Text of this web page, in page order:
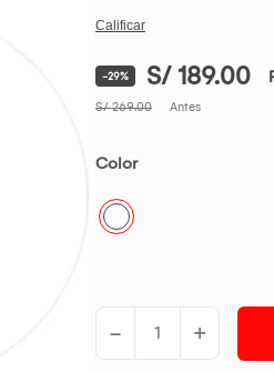
-29% S/ 189.00
S/ 269.00 Antes
Color
- +